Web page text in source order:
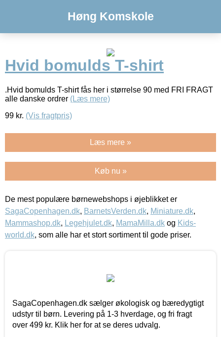
Høng Komskole
Hvid bomulds T-shirt
.Hvid bomulds T-shirt fås her i størrelse 90 med FRI FRAGT
alle danske ordrer (Læs mere)
99 kr. (Vis fragtpris)
Læs mere »
Køb nu »
De mest populære børnewebshops i øjeblikket er
SagaCopenhagen.dk, BarnetsVerden.dk, Miniature.dk,
Mammashop.dk, Legehjulet.dk, MamaMilla.dk og Kids-
world.dk, som alle har et stort sortiment til gode priser.
SagaCopenhagen.dk sælger økologisk og bæredygtigt
udstyr til børn. Levering på 1-3 hverdage, og fri fragt
over 499 kr. Klik her for at se deres udvalg.